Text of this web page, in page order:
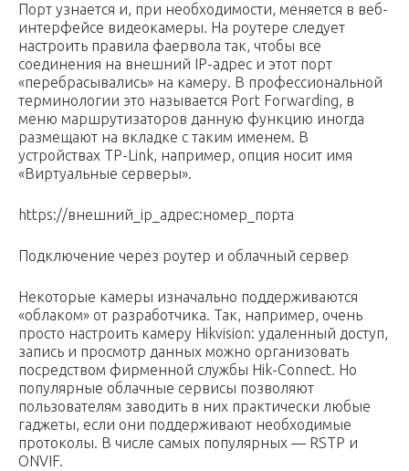
Порт узнается и, при необходимости, меняется в веб-
интерфейсе видеокамеры. На роутере следует
настроить правила фаервола так, чтобы все
соединения на внешний IP-адрес и этот порт
«перебрасывались» на камеру. В профессиональной
терминологии это называется Port Forwarding, в
меню маршрутизаторов данную функцию иногда
размещают на вкладке с таким именем. В
устройствах TP-Link, например, опция носит имя
«Виртуальные серверы».
https://внешний_ip_адрес:номер_порта
Подключение через роутер и облачный сервер
Некоторые камеры изначально поддерживаются
«облаком» от разработчика. Так, например, очень
просто настроить камеру Hikvision: удаленный доступ,
запись и просмотр данных можно организовать
посредством фирменной службы Hik-Connect. Но
популярные облачные сервисы позволяют
пользователям заводить в них практически любые
гаджеты, если они поддерживают необходимые
протоколы. В числе самых популярных — RSTP и
ONVIF.